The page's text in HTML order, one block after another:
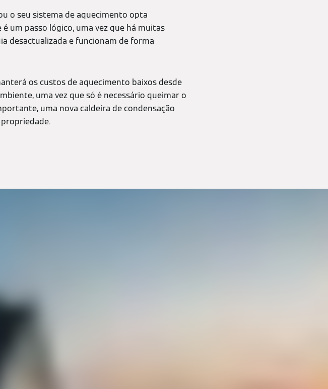
o seu sistema de aquecimento opta
um passo lógico, uma vez que há muitas
desactualizada e funcionam de forma
os custos de aquecimento baixos desde
uma vez que só é necessário queimar o
uma nova caldeira de condensação